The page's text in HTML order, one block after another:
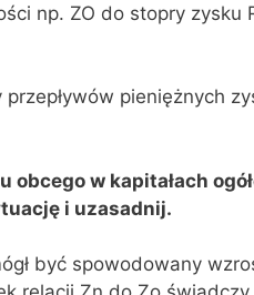
np. ZO do stopry zysku
pieniężnych
obcego w kapitałach
i uzasadnij.
być spowodowany